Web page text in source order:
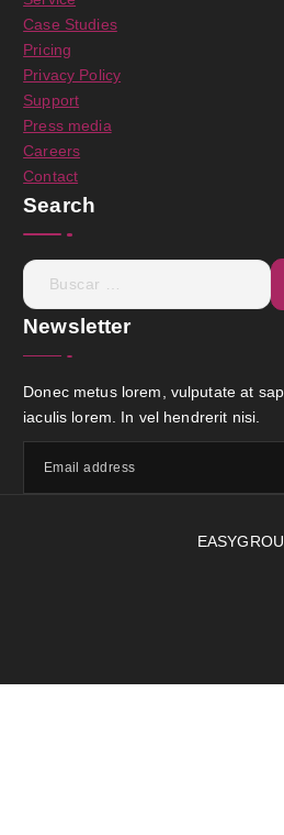
Case Studies
Pricing
Privacy Policy
Support
Press media
Careers
Contact
Search
Newsletter
Donec metus lorem, vulputate at
iaculis lorem. In vel hendrerit nisi.